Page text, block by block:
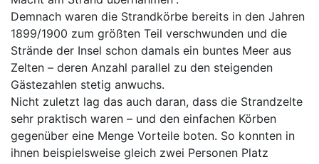
Demnach waren die Strandkörbe bereits in den Jahren
1899/1900 zum größten Teil verschwunden und die
Strände der Insel schon damals ein buntes Meer aus
Zelten – deren Anzahl parallel zu den steigenden
Gästezahlen stetig anwuchs.
Nicht zuletzt lag das auch daran, dass die Strandzelte
sehr praktisch waren – und den einfachen Körben
gegenüber eine Menge Vorteile boten. So konnten in
ihnen beispielsweise gleich zwei Personen Platz